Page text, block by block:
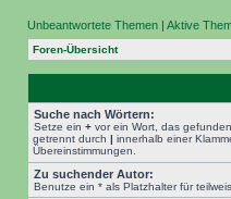
Unbeantwortete Themen | Aktive
Foren-Übersicht
Suche nach Wörtern:
Setze ein + vor ein Wort, das
getrennt durch | innerhalb einer
Übereinstimmungen.
Zu suchender Autor:
Benutze ein * als Platzhalter für